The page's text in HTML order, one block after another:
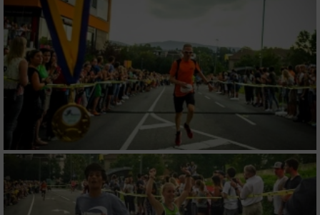
IAB-Besonderheiten:
Verwendung genauer Standortdaten
Geräte anhand von aktiv angeforderten
Informationen identifizieren
Nicht-IAB-Verarbeitungszwecke:
Notwendig
Performance